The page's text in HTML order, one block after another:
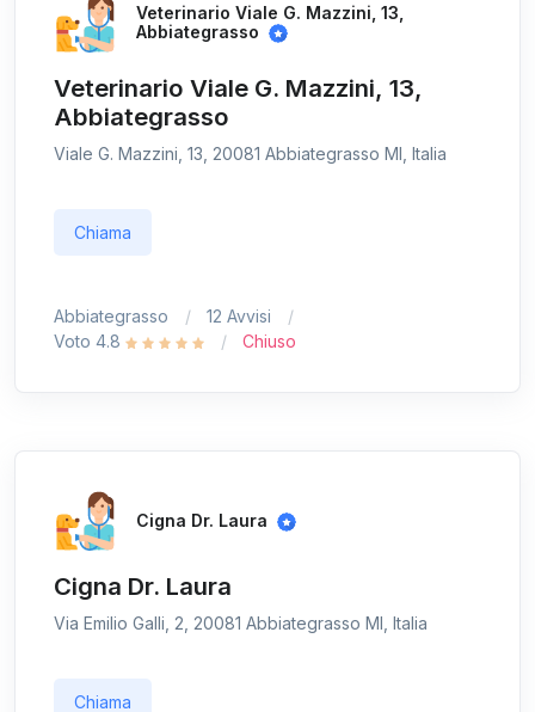
Veterinario Viale G. Mazzini, 13,
Abbiategrasso
Veterinario Viale G. Mazzini, 13,
Abbiategrasso
Viale G. Mazzini, 13, 20081 Abbiategrasso MI, Italia
Chiama
Abbiategrasso
12 Avvisi
Voto 4.8
Chiuso
Cigna Dr. Laura
Cigna Dr. Laura
Via Emilio Galli, 2, 20081 Abbiategrasso MI, Italia
Chiama